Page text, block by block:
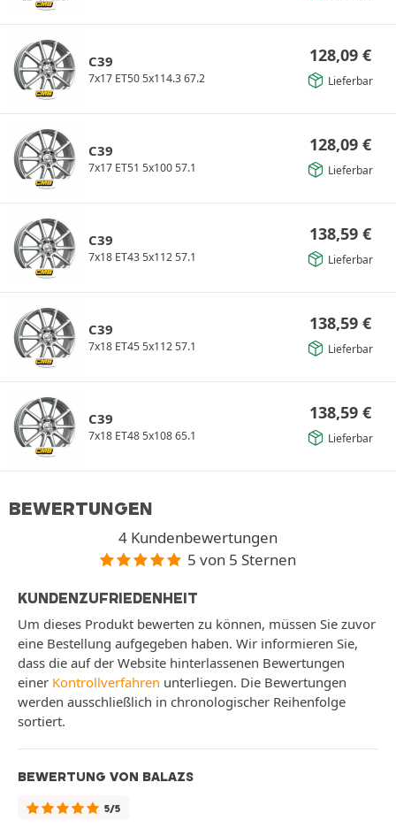
C39
7x17 ET50 5x114.3 67.2
128,09 €
Lieferbar
C39
7x17 ET51 5x100 57.1
128,09 €
Lieferbar
C39
7x18 ET43 5x112 57.1
138,59 €
Lieferbar
C39
7x18 ET45 5x112 57.1
138,59 €
Lieferbar
C39
7x18 ET48 5x108 65.1
138,59 €
Lieferbar
BEWERTUNGEN
4 Kundenbewertungen
5 von 5 Sternen
KUNDENZUFRIEDENHEIT
Um dieses Produkt bewerten zu können, müssen Sie zuvor
eine Bestellung aufgegeben haben. Wir informieren Sie,
dass die auf der Website hinterlassenen Bewertungen
einer Kontrollverfahren unterliegen. Die Bewertungen
werden ausschließlich in chronologischer Reihenfolge
sortiert.
BEWERTUNG VON BALAZS
5/5